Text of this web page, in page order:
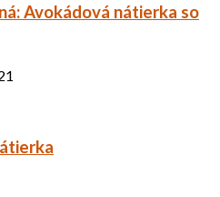
Avokádová nátierka so